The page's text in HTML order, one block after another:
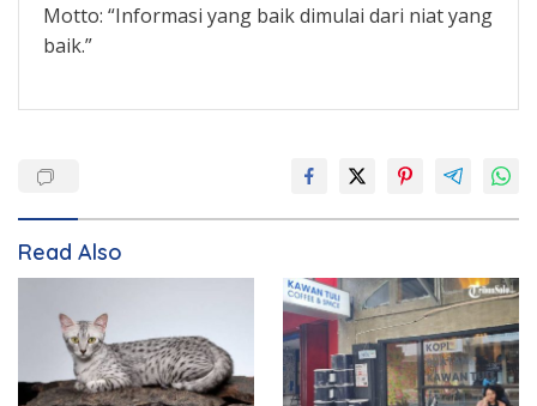
Motto: “Informasi yang baik dimulai dari niat yang
baik.”
Read Also